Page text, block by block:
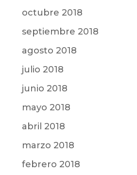
octubre 2018
septiembre 2018
agosto 2018
julio 2018
junio 2018
mayo 2018
abril 2018
marzo 2018
febrero 2018